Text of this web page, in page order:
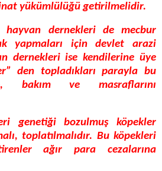
yükümlülüğü getirilmelidir.
hayvan dernekleri de mecbur
yapmaları için devlet arazi
dernekleri ise kendilerine üye
den topladıkları parayla bu
bakım ve masraflarını
genetiği bozulmuş köpekler
toplatılmalıdır. Bu köpekleri
ağır para cezalarına